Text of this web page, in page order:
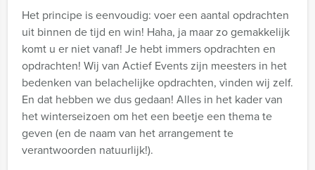
Het principe is eenvoudig: voer een aantal opdrachten
uit binnen de tijd en win! Haha, ja maar zo gemakkelijk
komt u er niet vanaf! Je hebt immers opdrachten en
opdrachten! Wij van Actief Events zijn meesters in het
bedenken van belachelijke opdrachten, vinden wij zelf.
En dat hebben we dus gedaan! Alles in het kader van
het winterseizoen om het een beetje een thema te
geven (en de naam van het arrangement te
verantwoorden natuurlijk!).